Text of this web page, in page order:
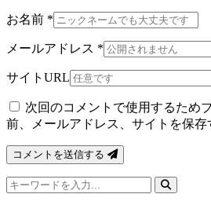
お名前 *
メールアドレス *
サイトURL
次回のコメントで使用するため
前、メールアドレス、サイトを保存
コメントを送信する
検